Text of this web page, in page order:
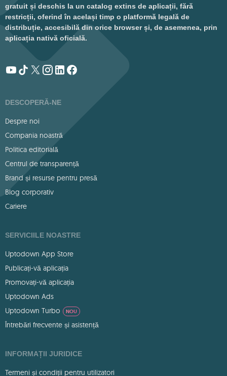
gratuit și deschis la un catalog extins de aplicații, fără
restricții, oferind în același timp o platformă legală de
distribuție, accesibilă din orice browser și, de asemenea, prin
aplicația nativă oficială.
DESCOPERĂ-NE
Despre noi
Compania noastră
Politica editorială
Centrul de transparență
Brand și resurse pentru presă
Blog corporativ
Cariere
SERVICIILE NOASTRE
Uptodown App Store
Publicați-vă aplicația
Promovați-vă aplicația
Uptodown Ads
Uptodown Turbo
NOU
Întrebări frecvente și asistență
INFORMAȚII JURIDICE
Termeni și condiții pentru utilizatori